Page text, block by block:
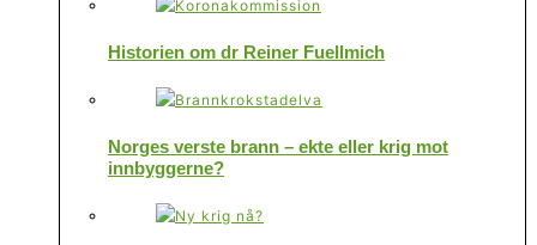
Historien om dr Reiner Fuellmich
Norges verste brann – ekte eller krig mot
innbyggerne?